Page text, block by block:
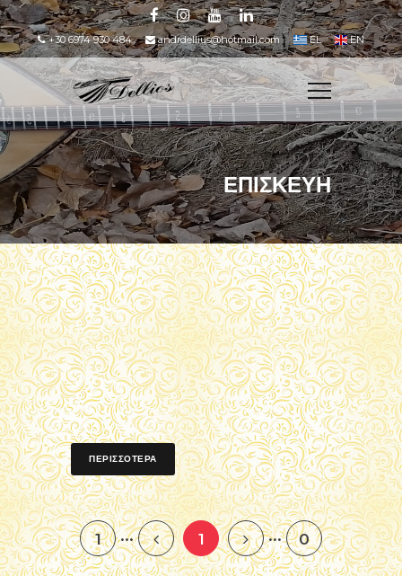
+30 6974 930 484 andrdellius@hotmail.com EL EN
ΕΠΙΣΚΕΥΗ
ΠΕΡΙΣΣΟΤΕΡΑ
1 ... 1 ... 0